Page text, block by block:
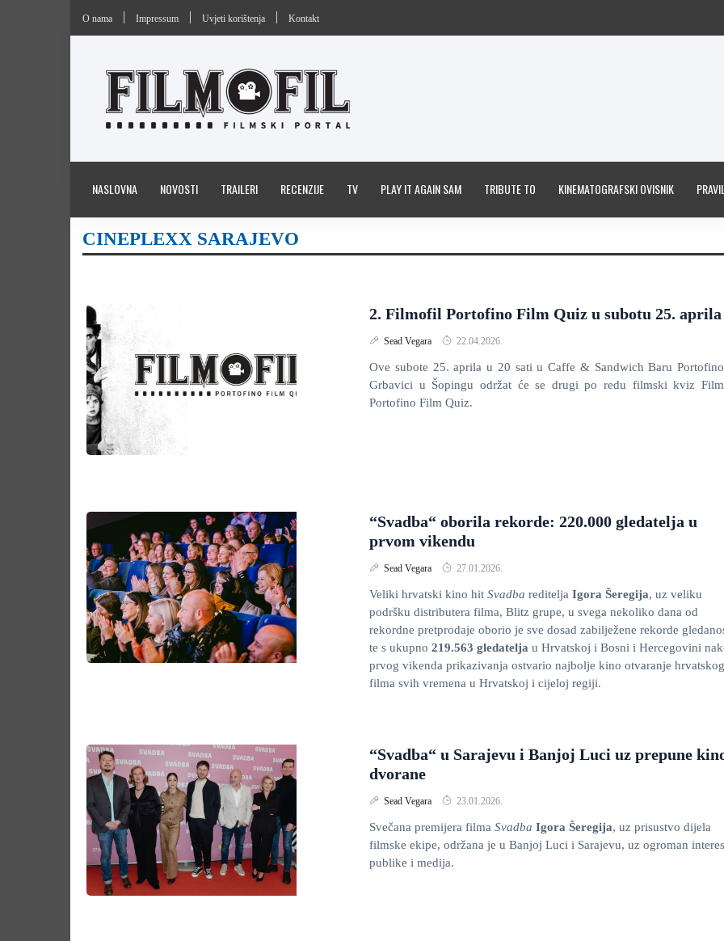
O nama Impressum Uvjeti korištenja Kontakt
NASLOVNA NOVOSTI TRAILERI RECENZIJE TV PLAY IT AGAIN SAM TRIBUTE TO KINEMATOGRAFSKI OVISNIK
CINEPLEXX SARAJEVO
2. Filmofil Portofino Film Quiz u subotu 25. aprila
Sead Vegara 22.04.2026.
Ove subote 25. aprila u 20 sati u Caffe & Sandwich Baru
Grbavici u Šopingu održat će se drugi po redu filmski kviz
Portofino Film Quiz.
“Svadba“ oborila rekorde: 220.000 gledatelja u
prvom vikendu
Sead Vegara 27.01.2026.
Veliki hrvatski kino hit Svadba reditelja Igora Šeregija, uz veliku
podršku distributera filma, Blitz grupe, u svega nekoliko dana od
rekordne pretprodaje oborio je sve dosad zabilježene rekorde
te s ukupno 219.563 gledatelja u Hrvatskoj i Bosni i Hercegovini
prvog vikenda prikazivanja ostvario najbolje kino otvaranje hrvatskog
filma svih vremena u Hrvatskoj i cijeloj regiji.
“Svadba“ u Sarajevu i Banjoj Luci uz prepune
dvorane
Sead Vegara 23.01.2026.
Svečana premijera filma Svadba Igora Šeregija, uz prisustvo dijela
filmske ekipe, održana je u Banjoj Luci i Sarajevu, uz ogroman interes
publike i medija.